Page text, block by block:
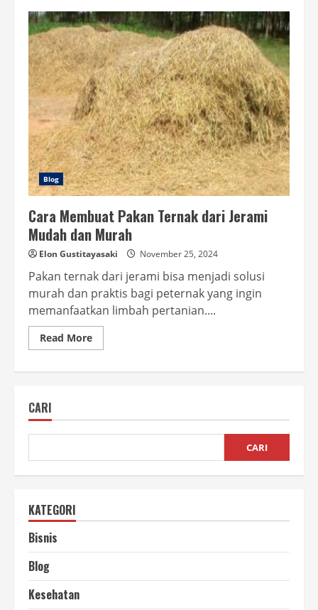
Kaos
Tulisan
Bima
Menjadi
Pilihan
Populer
untuk
Kaos
Custom
Blog
Cara Membuat Pakan Ternak dari Jerami
Mudah dan Murah
Elon Gustitayasaki November 25, 2024
Pakan ternak dari jerami bisa menjadi solusi
murah dan praktis bagi peternak yang ingin
memanfaatkan limbah pertanian....
Read MoreRead
more
Jerami
dan
CARI
CARI
KATEGORI
Bisnis
Blog
Kesehatan